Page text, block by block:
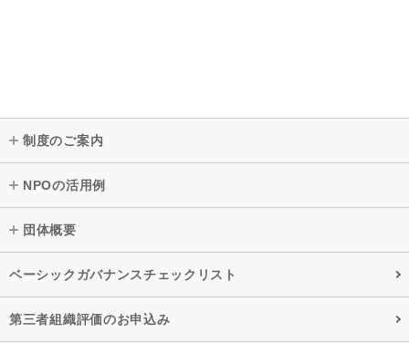
制度のご案内
NPOの活用例
団体概要
ベーシックガバナンスチェックリスト
第三者組織評価のお申込み